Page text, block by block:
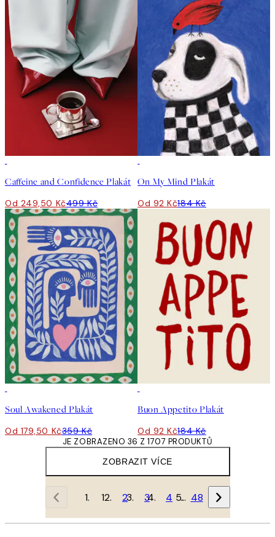
Caffeine and Confidence Plakát
Od 249,50 Kč499 Kč
On My Mind Plakát
Od 92 Kč184 Kč
Soul Awakened Plakát
Od 179,50 Kč359 Kč
Buon Appetito Plakát
Od 92 Kč184 Kč
ZOBRAZIT VÍCE
JE ZOBRAZENO 36 Z 1707 PRODUKTŮ
1 2 3 4 … 48